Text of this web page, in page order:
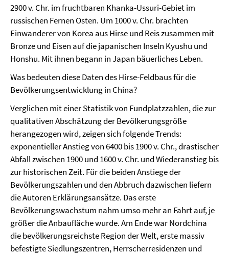
2900 v. Chr. im fruchtbaren Khanka-Ussuri-Gebiet im
russischen Fernen Osten. Um 1000 v. Chr. brachten
Einwanderer von Korea aus Hirse und Reis zusammen mit
Bronze und Eisen auf die japanischen Inseln Kyushu und
Honshu. Mit ihnen begann in Japan bäuerliches Leben.
Was bedeuten diese Daten des Hirse-Feldbaus für die
Bevölkerungsentwicklung in China?
Verglichen mit einer Statistik von Fundplatzzahlen, die zur
qualitativen Abschätzung der Bevölkerungsgröße
herangezogen wird, zeigen sich folgende Trends:
exponentieller Anstieg von 6400 bis 1900 v. Chr., drastischer
Abfall zwischen 1900 und 1600 v. Chr. und Wiederanstieg bis
zur historischen Zeit. Für die beiden Anstiege der
Bevölkerungszahlen und den Abbruch dazwischen liefern
die Autoren Erklärungsansätze. Das erste
Bevölkerungswachstum nahm umso mehr an Fahrt auf, je
größer die Anbaufläche wurde. Am Ende war Nordchina
die bevölkerungsreichste Region der Welt, erste massiv
befestigte Siedlungszentren, Herrscherresidenzen und